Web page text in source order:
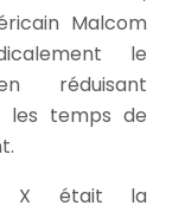
Malcom
le
réduisant
les temps de
X était la